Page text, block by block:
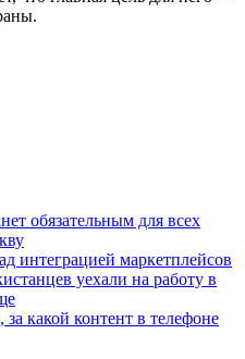
обязательным для всех
интеграцией маркетплейсов
уехали на работу в
какой контент в телефоне